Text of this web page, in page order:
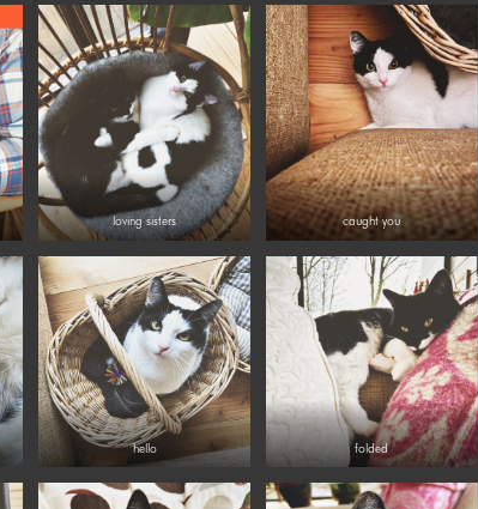
loving sisters caught you
hello folded